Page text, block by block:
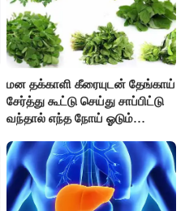
மன தக்காளி கீரையுடன் தேங்காய்
சேர்த்து கூட்டு செய்து சாப்பிட்டு
வந்தால் எந்த நோய் ஓடும்